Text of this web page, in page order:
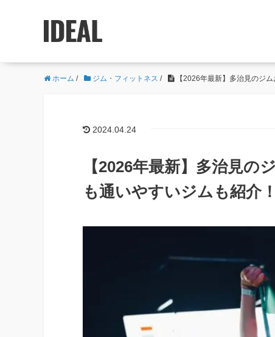
ホーム / ジム・フィットネス / 【2026年最新】多治見のジ
2024.04.24
【2026年最新】多治見
も通いやすいジムも紹介！